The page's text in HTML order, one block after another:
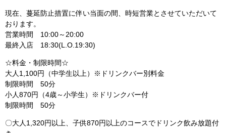
現在、蔓延防止措置に伴い当面の間、時短営業とさせていただいて
おります。
営業時間 10:00～20:00
最終入店 18:30(L.O.19:30)
☆料金・制限時間☆
大人1,100円（中学生以上）※ドリンクバー別料金
制限時間 50分
小人870円（4歳～小学生）※ドリンクバー付
制限時間 50分
〇大人1,320円以上、子供870円以上のコースでドリンク飲み放題付